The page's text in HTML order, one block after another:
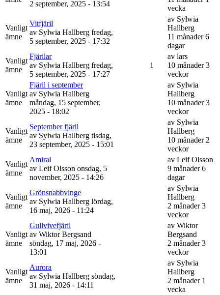
2 september, 2025 - 13:54
vecka
Vanligt
ämne
Vitfjäril
av Sylwia Hallberg fredag,
5 september, 2025 - 17:32
av Sylwia
Hallberg
11 månader 6
dagar
Vanligt
ämne
Fjärilar
av Sylwia Hallberg fredag,
5 september, 2025 - 17:27
1
av lars
10 månader 3
veckor
Vanligt
ämne
Fjäril i september
av Sylwia Hallberg
måndag, 15 september,
2025 - 18:02
av Sylwia
Hallberg
10 månader 3
veckor
Vanligt
ämne
September fjäril
av Sylwia Hallberg tisdag,
23 september, 2025 - 15:01
av Sylwia
Hallberg
10 månader 2
veckor
Vanligt
ämne
Amiral
av Leif Olsson onsdag, 5
november, 2025 - 14:26
av Leif Olsson
9 månader 6
dagar
Vanligt
ämne
Grönsnabbvinge
av Sylwia Hallberg lördag,
16 maj, 2026 - 11:24
av Sylwia
Hallberg
2 månader 3
veckor
Vanligt
ämne
Gullvivefjäril
av Wiktor Bergsand
söndag, 17 maj, 2026 -
13:01
av Wiktor
Bergsand
2 månader 3
veckor
Vanligt
ämne
Aurora
av Sylwia Hallberg söndag,
31 maj, 2026 - 14:11
av Sylwia
Hallberg
2 månader 1
vecka